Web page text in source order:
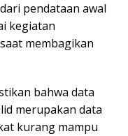
pendataan awal
kegiatan
membagikan
bahwa data
merupakan data
kurang mampu